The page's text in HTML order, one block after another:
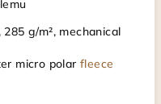
g/m², mechanical
micro polarfleece